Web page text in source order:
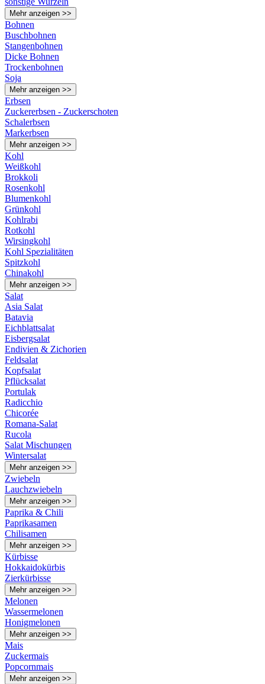
Mehr anzeigen >>
Bohnen
Buschbohnen
Stangenbohnen
Dicke Bohnen
Trockenbohnen
Soja
Mehr anzeigen >>
Erbsen
Zuckererbsen - Zuckerschoten
Schalerbsen
Markerbsen
Mehr anzeigen >>
Kohl
Weißkohl
Brokkoli
Rosenkohl
Blumenkohl
Grünkohl
Kohlrabi
Rotkohl
Wirsingkohl
Kohl Spezialitäten
Spitzkohl
Chinakohl
Mehr anzeigen >>
Salat
Asia Salat
Batavia
Eichblattsalat
Eisbergsalat
Endivien & Zichorien
Feldsalat
Kopfsalat
Pflücksalat
Portulak
Radicchio
Chicorée
Romana-Salat
Rucola
Salat Mischungen
Wintersalat
Mehr anzeigen >>
Zwiebeln
Lauchzwiebeln
Mehr anzeigen >>
Paprika & Chili
Paprikasamen
Chilisamen
Mehr anzeigen >>
Kürbisse
Hokkaidokürbis
Zierkürbisse
Mehr anzeigen >>
Melonen
Wassermelonen
Honigmelonen
Mehr anzeigen >>
Mais
Zuckermais
Popcornmais
Mehr anzeigen >>